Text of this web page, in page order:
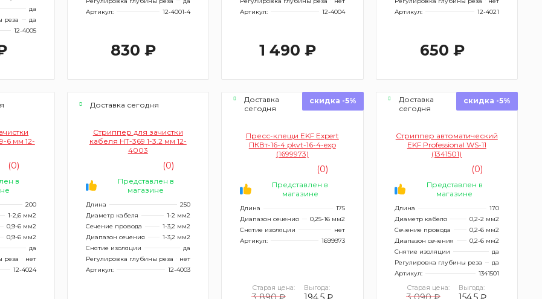
да
реза
да
12-4005
Артикул:
12-4001-4
830 ₽
Артикул:
12-4004
1 490 ₽
Артикул:
12-4021
650 ₽
6 мм 12-
(0)
в
200
1-2,6 мм2
0,9-6 мм2
0,9-6 мм2
да
реза
нет
12-4024
Доставка сегодня
Стриппер для зачистки
кабеля HT-369 1-3.2 мм 12-
4003
(0)
Представлен в
магазине
Длина
250
Диаметр кабеля
1-2 мм2
Сечение провода
1-3,2 мм2
Диапазон сечения
1-3,2 мм2
Снятие изоляции
да
Регулировка глубины реза
нет
Артикул:
12-4003
Доставка
сегодня
скидка -5%
Пресс-клещи EKF Expert
ПКВт-16-4 pkvt-16-4-exp
(1699973)
(0)
Представлен в
магазине
Длина
175
Диапазон сечения
0,25-16 мм2
Снятие изоляции
нет
Артикул:
1699973
Старая цена: Выгода:
Доставка
сегодня
скидка -5%
Стриппер автоматический
EKF Professional WS-11
(1341501)
(0)
Представлен в
магазине
Длина
170
Диаметр кабеля
0,2-2 мм2
Сечение провода
0,2-6 мм2
Диапазон сечения
0,2-6 мм2
Снятие изоляции
да
Регулировка глубины реза
да
Артикул:
1341501
Старая цена: Выгода: